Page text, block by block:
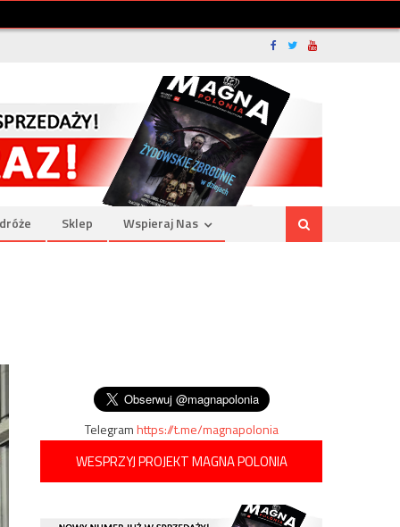
Sklep Wspieraj Nas
Telegramhttps://t.me/magnapolonia
WESPRZYJ PROJEKT MAGNA POLONIA